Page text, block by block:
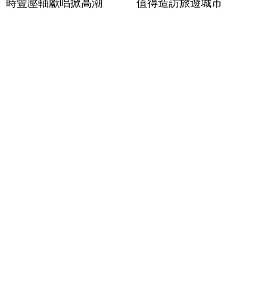
時豐壓軸獻唱掀高潮
值得造訪旅遊城市